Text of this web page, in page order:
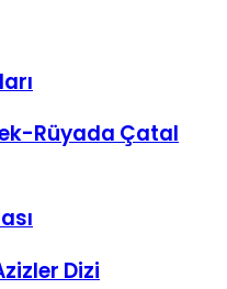
Rüyada Çatal
Dizi